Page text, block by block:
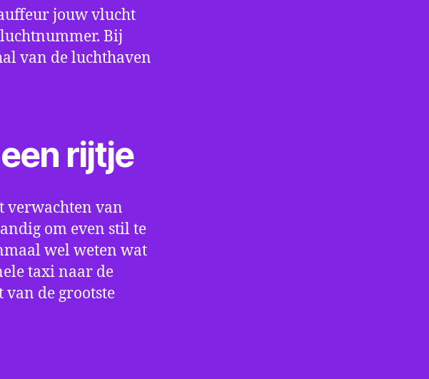
jouw vlucht
Bij
van de luchthaven
rijtje
verwachten van
om even stil te
wel weten wat
taxi naar de
de grootste